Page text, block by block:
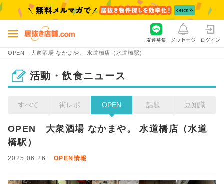
OPEN 大衆酒場 なかまや。 水道橋店（水道橋駅）
友達募集 メッセージ ログイン
活動・飲食ニュース
すべて 街レポ OPEN 話題 豆知識
OPEN　大衆酒場 なかまや。 水道橋店（水道
橋駅）
2025.06.26 OPEN情報